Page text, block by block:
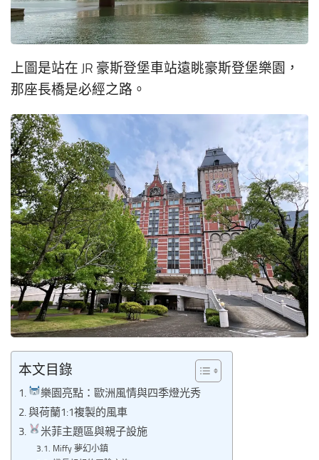
上圖是站在 JR 豪斯登堡車站遠眺豪斯登堡樂園，
那座長橋是必經之路。
本文目錄
樂園亮點：歐洲風情與四季燈光秀
與荷蘭1:1複製的風車
米菲主題區與親子設施
Miffy 夢幻小鎮